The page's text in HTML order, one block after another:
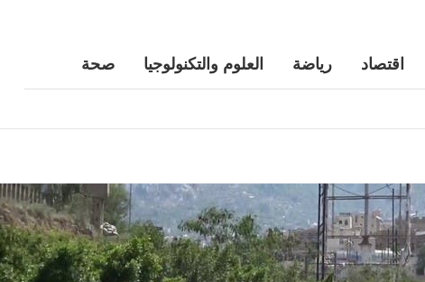
اقتصاد رياضة العلوم والتكنولوجيا صحة